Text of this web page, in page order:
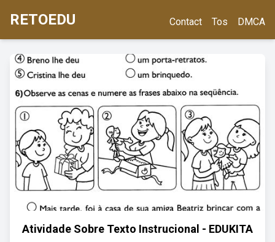
RETOEDU Contact Tos DMCA
Atividade Sobre Texto Instrucional - EDUKITA